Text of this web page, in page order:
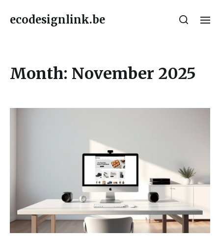
ecodesignlink.be
Month: November 2025